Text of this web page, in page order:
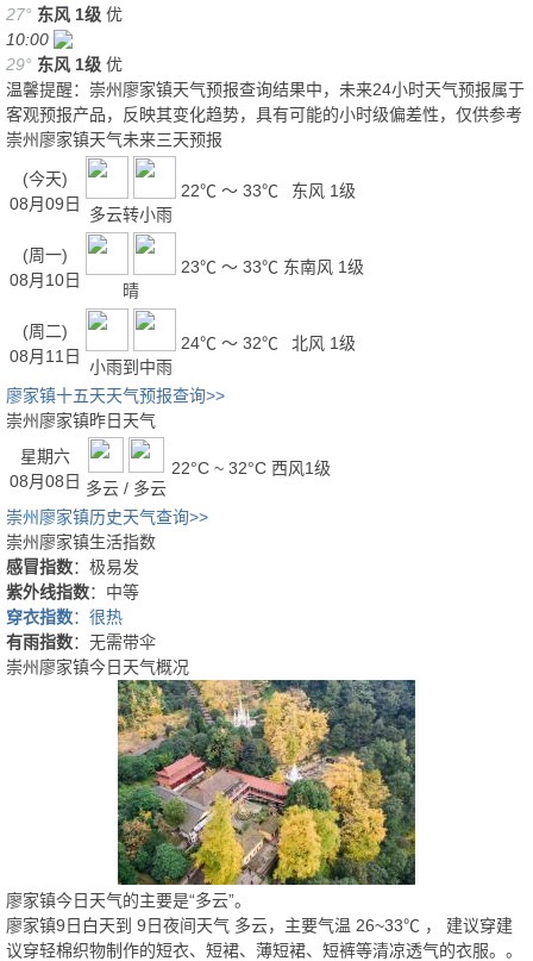
27° 东风 1级 优
10:00
29° 东风 1级 优
温馨提醒：崇州廖家镇天气预报查询结果中，未来24小时天气预报属于
客观预报产品，反映其变化趋势，具有可能的小时级偏差性，仅供参考
崇州廖家镇天气未来三天预报
(今天)
08月09日
多云转小雨
22℃ ～ 33℃ 东风 1级
(周一)
08月10日
晴
23℃ ～ 33℃ 东南风 1级
(周二)
08月11日
小雨到中雨
24℃ ～ 32℃ 北风 1级
廖家镇十五天天气预报查询>>
崇州廖家镇昨日天气
星期六
08月08日 多云 / 多云
22°C ~ 32°C 西风1级
崇州廖家镇历史天气查询>>
崇州廖家镇生活指数
感冒指数：极易发
紫外线指数：中等
穿衣指数：很热
有雨指数：无需带伞
崇州廖家镇今日天气概况
廖家镇今日天气的主要是“多云”。
廖家镇9日白天到 9日夜间天气 多云，主要气温 26~33℃ ， 建议穿建
议穿轻棉织物制作的短衣、短裙、薄短裙、短裤等清凉透气的衣服。 。